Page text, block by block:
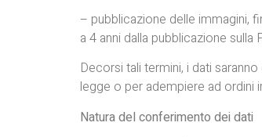
– pubblicazione delle immagini,
a 4 anni dalla pubblicazione sulla
Decorsi tali termini, i dati
legge o per adempiere ad ordini
Natura del conferimento dei dati